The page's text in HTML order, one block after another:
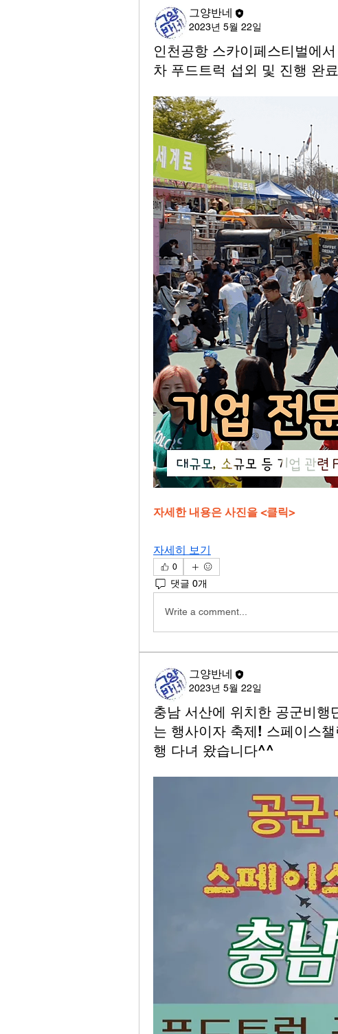
그양반네
2023년 5월 22일
인천공항 스카이페스티벌에
차 푸드트럭 섭외 및 진행 완
자세한 내용은 사진을 <클릭>
자세히 보기
0
댓글 0개
Write a comment...
그양반네
2023년 5월 22일
충남 서산에 위치한 공군비행
는 행사이자 축제! 스페이스
행 다녀 왔습니다^^